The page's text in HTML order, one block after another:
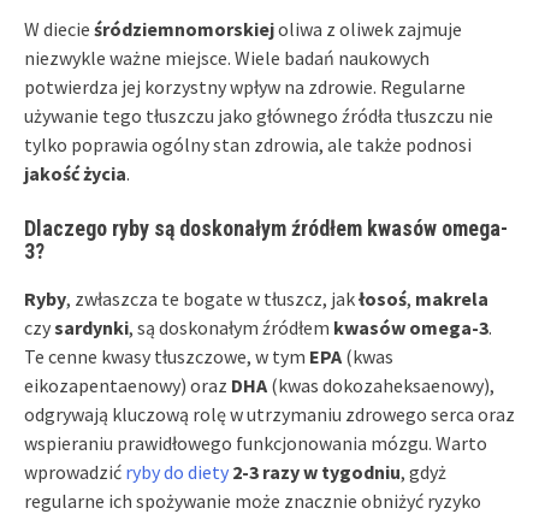
W diecie śródziemnomorskiejoliwa z oliwek zajmuje
niezwykle ważne miejsce. Wiele badań naukowych
potwierdza jej korzystny wpływ na zdrowie. Regularne
używanie tego tłuszczu jako głównego źródła tłuszczu nie
tylko poprawia ogólny stan zdrowia, ale także podnosi
jakość życia.
Dlaczego ryby są doskonałym źródłem kwasów omega-
3?
Ryby, zwłaszcza te bogate w tłuszcz, jakłosoś, makrela
czysardynki, są doskonałym źródłem kwasów omega-3.
Te cenne kwasy tłuszczowe, w tym EPA (kwas
eikozapentaenowy) oraz DHA (kwas dokozaheksaenowy),
odgrywają kluczową rolę w utrzymaniu zdrowego serca oraz
wspieraniu prawidłowego funkcjonowania mózgu. Warto
wprowadzić ryby do diety 2-3 razy w tygodniu, gdyż
regularne ich spożywanie może znacznie obniżyć ryzyko